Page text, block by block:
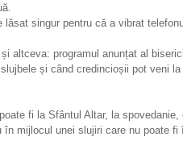
lăsat singur pentru că a vibrat
altceva: programul anunțat al
și când credincioșii pot veni
fi la Sfântul Altar, la
mijlocul unei slujiri care nu poate fi